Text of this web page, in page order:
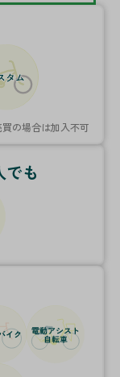
の場合は加入不可
でも